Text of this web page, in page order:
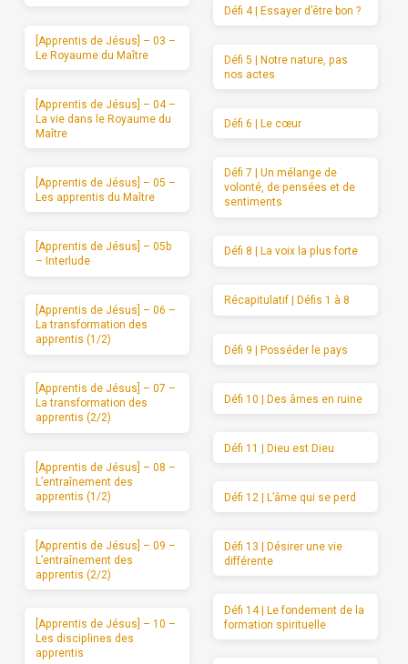
[Apprentis de Jésus] – 03 –
Le Royaume du Maître
[Apprentis de Jésus] – 04 –
La vie dans le Royaume du
Maître
[Apprentis de Jésus] – 05 –
Les apprentis du Maître
[Apprentis de Jésus] – 05b
– Interlude
[Apprentis de Jésus] – 06 –
La transformation des
apprentis (1/2)
[Apprentis de Jésus] – 07 –
La transformation des
apprentis (2/2)
[Apprentis de Jésus] – 08 –
L’entraînement des
apprentis (1/2)
[Apprentis de Jésus] – 09 –
L’entraînement des
apprentis (2/2)
[Apprentis de Jésus] – 10 –
Les disciplines des
apprentis
Défi 4 | Essayer d’être bon ?
Défi 5 | Notre nature, pas
nos actes
Défi 6 | Le cœur
Défi 7 | Un mélange de
volonté, de pensées et de
sentiments
Défi 8 | La voix la plus forte
Récapitulatif | Défis 1 à 8
Défi 9 | Posséder le pays
Défi 10 | Des âmes en ruine
Défi 11 | Dieu est Dieu
Défi 12 | L’âme qui se perd
Défi 13 | Désirer une vie
différente
Défi 14 | Le fondement de la
formation spirituelle